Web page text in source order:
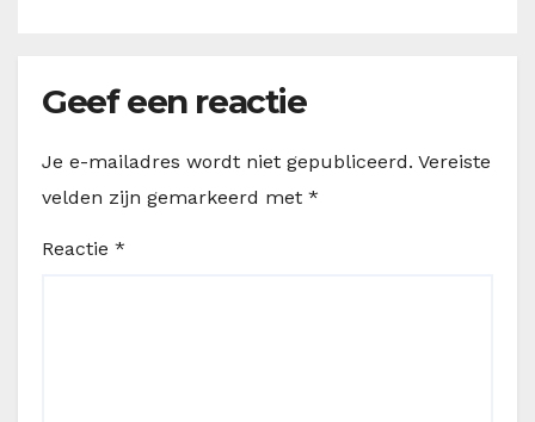
Geef een reactie
Je e-mailadres wordt niet gepubliceerd. Vereiste
velden zijn gemarkeerd met *
Reactie *